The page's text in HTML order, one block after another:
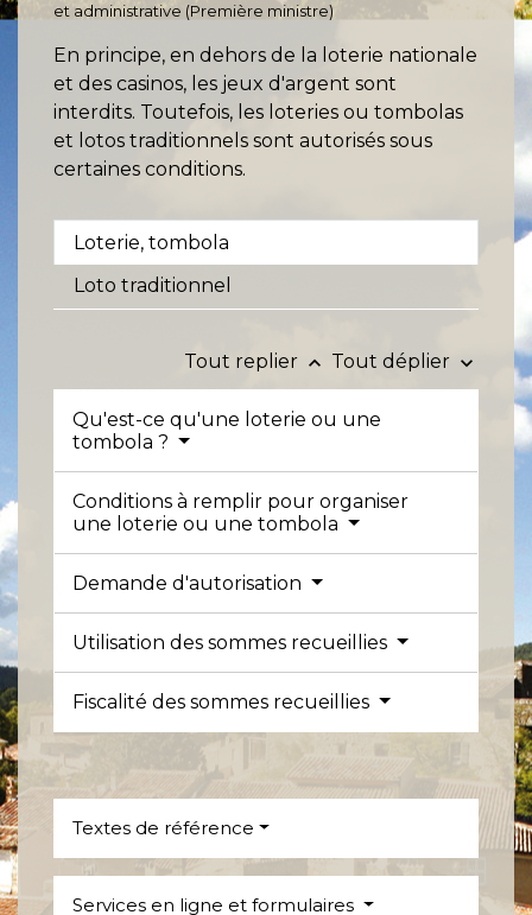
et administrative (Première ministre)
En principe, en dehors de la loterie nationale
et des casinos, les jeux d'argent sont
interdits. Toutefois, les loteries ou tombolas
et lotos traditionnels sont autorisés sous
certaines conditions.
Loterie, tombola
Loto traditionnel
Tout replier keyboard_arrow_up Tout déplier keyboard_arrow_down
Qu'est-ce qu'une loterie ou une
tombola ?
Conditions à remplir pour organiser
une loterie ou une tombola
Demande d'autorisation
Utilisation des sommes recueillies
Fiscalité des sommes recueillies
Textes de référence
Services en ligne et formulaires